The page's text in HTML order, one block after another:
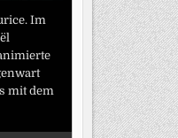
Im
mit dem